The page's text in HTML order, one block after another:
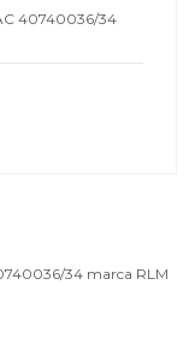
40740036/34
34 marca RLM